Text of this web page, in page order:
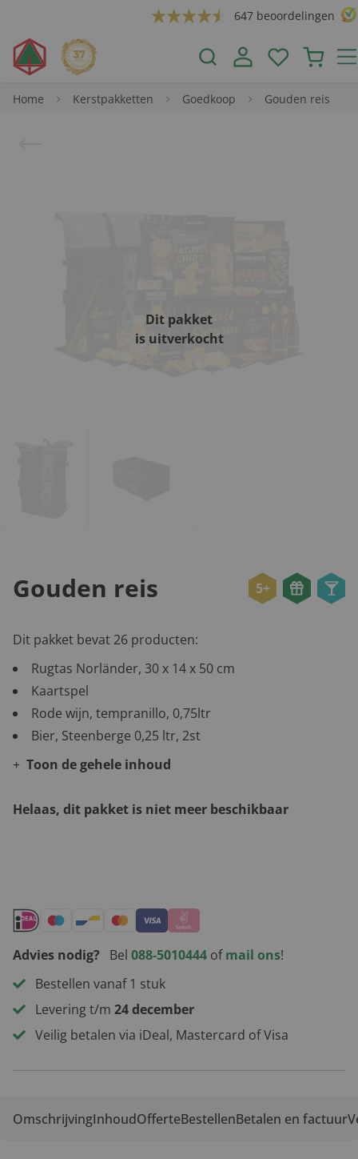
647 beoordelingen
Home Kerstpakketten Goedkoop Gouden reis
Dit pakket
is uitverkocht
Gouden reis 5+
Dit pakket bevat 26 producten:
Rugtas Norländer, 30 x 14 x 50 cm
Kaartspel
Rode wijn, tempranillo, 0,75ltr
Bier, Steenberge 0,25 ltr, 2st
Toon de gehele inhoud
Helaas, dit pakket is niet meer beschikbaar
Advies nodig? Bel 088-5010444 ofmail ons!
Bestellen vanaf 1 stuk
Levering t/m 24 december
Veilig betalen via iDeal, Mastercard of Visa
OmschrijvingInhoudOfferteBestellenBetalen en factuur